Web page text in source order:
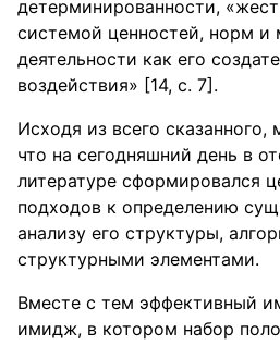
детерминированности,
системой ценностей, норм и
деятельности как его
воздействия» [14, с. 7].
Исходя из всего
что на сегодняшний день в
литературе сформировался
подходов к определению
анализу его структуры,
структурными элементами.
Вместе с тем эффективный
имидж, в котором набор